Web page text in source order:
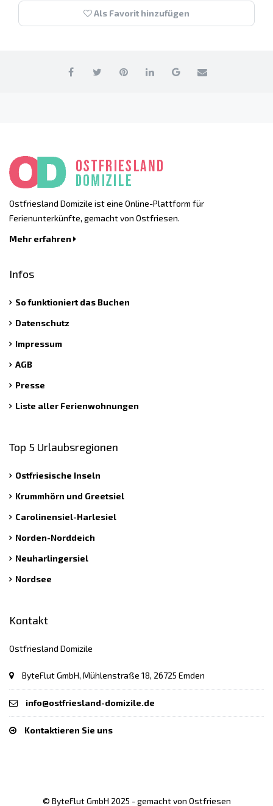
Als Favorit hinzufügen
Ostfriesland Domizile ist eine Online-Plattform für
Ferienunterkünfte, gemacht von Ostfriesen.
Mehr erfahren
Infos
So funktioniert das Buchen
Datenschutz
Impressum
AGB
Presse
Liste aller Ferienwohnungen
Top 5 Urlaubsregionen
Ostfriesische Inseln
Krummhörn und Greetsiel
Carolinensiel-Harlesiel
Norden-Norddeich
Neuharlingersiel
Nordsee
Kontakt
Ostfriesland Domizile
ByteFlut GmbH, Mühlenstraße 18, 26725 Emden
info@ostfriesland-domizile.de
Kontaktieren Sie uns
© ByteFlut GmbH 2025 - gemacht von Ostfriesen